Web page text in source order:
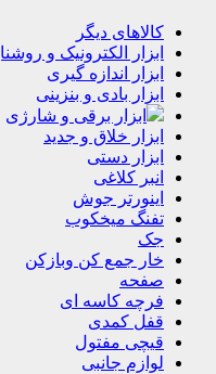
کالاهای دیگر
ابزار الکترونیک و
ابزار اندازه گیری
ابزار بادی و بنزینی
ابزار برقی و شارژی
ابزار خلاق و جدید
ابزار دستی
انبر کلاغی
اینورتر جوش
تفنگ میخکوب
جک
خار جمع کن وبازکن
صفحه
فرچه کاسه ای
قفل کمدی
قیچی مفتول
لوازم جانبی